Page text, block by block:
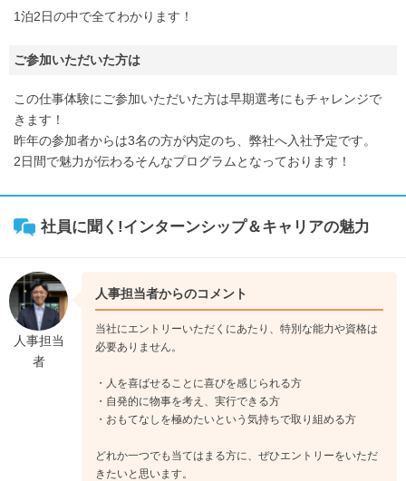
1泊2日の中で全てわかります！
ご参加いただいた方は
この仕事体験にご参加いただいた方は早期選考にもチャレンジで
きます！
昨年の参加者からは3名の方が内定のち、弊社へ入社予定です。
2日間で魅力が伝わるそんなプログラムとなっております！
社員に聞く!インターンシップ＆キャリアの魅力
人事担当
者
人事担当者からのコメント
当社にエントリーいただくにあたり、特別な能力や資格は
必要ありません。
・人を喜ばせることに喜びを感じられる方
・自発的に物事を考え、実行できる方
・おもてなしを極めたいという気持ちで取り組める方
どれか一つでも当てはまる方に、ぜひエントリーをいただ
きたいと思います。